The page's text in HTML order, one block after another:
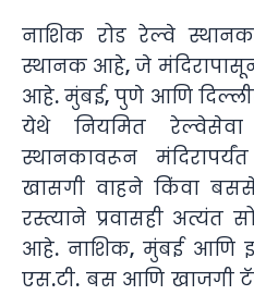
नाशिक रोड रेल्वे
स्थानक आहे, जे
आहे. मुंबई, पुणे आणि
येथे नियमित
स्थानकावरून
खासगी वाहने किंवा
रस्त्याने प्रवासही अत्यंत
आहे. नाशिक, मुंबई आणि
एस.टी. बस आणि खाजगी